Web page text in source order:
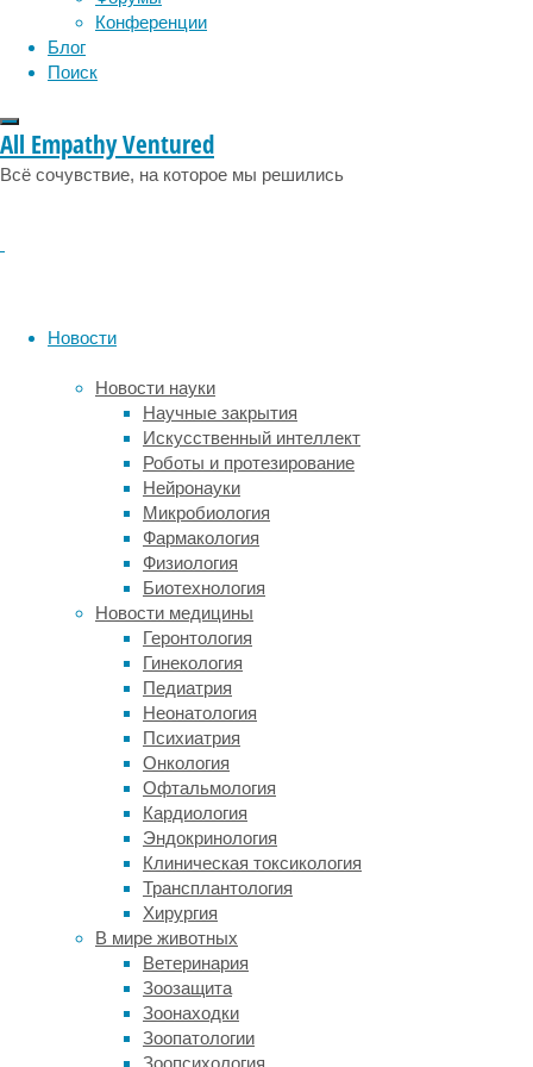
Конференции
Блог
Поиск
All Empathy Ventured
Всё сочувствие, на которое мы решились
Новости
Новости науки
Научные закрытия
Искусственный интеллект
Роботы и протезирование
Нейронауки
Микробиология
Фармакология
Физиология
Биотехнология
Новости медицины
Геронтология
Гинекология
Педиатрия
Неонатология
Психиатрия
Онкология
Офтальмология
Кардиология
Эндокринология
Клиническая токсикология
Трансплантология
Хирургия
В мире животных
Ветеринария
Зоозащита
Зоонаходки
Зоопатологии
Зоопсихология
хотелось
в
2017
клиент
переводит
любой
благотворительный
фонд.
Идея
флешмоба
принадлежит
терапевтам
и
коучам
Ольге
Кириллу
Кошкиным.
Отличительной
особенностью
акции
стал
бренд
супергероев,
которые
приходят
людям
на
помощь.